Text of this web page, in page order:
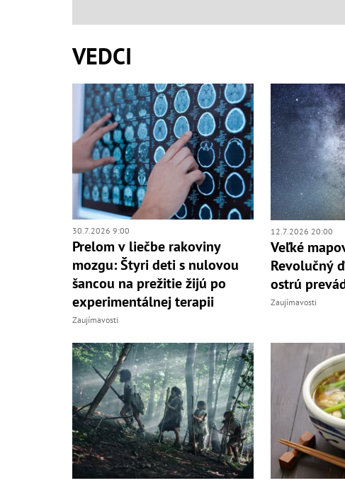
VEDCI
30.7.2026 9:00
Prelom v liečbe rakoviny
mozgu: Štyri deti s nulovou
šancou na prežitie žijú po
experimentálnej terapii
Zaujímavosti
12.7.2026 20:00
Veľké
Revolučný
ostrú
Zaujímavosti